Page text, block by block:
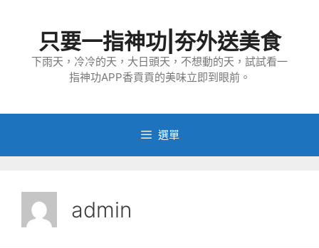
只要一指神功|夯外送美食
下雨天，冷冷的天，大日頭天，不想動的天，試試看一
指神功APP香貢貢的美味立即到眼前。
選單
admin